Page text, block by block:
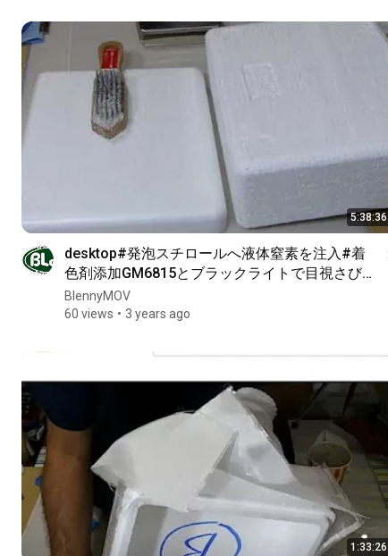
5:38:36
desktop#発泡スチロールへ液体窒素を注入#着
色剤添加GM6815とブラックライトで目視さび止
めと染み出し漏れ#コーティングFRP積層ムラな
どわかりやすく簡単に 2th#BlennyMOV163
BlennyMOV
60 views
3 years ago
1:33:26